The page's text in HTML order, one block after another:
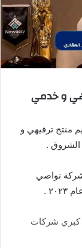
و خدمي
منتج ترفيهي و
نواصي
.
كبري شركات